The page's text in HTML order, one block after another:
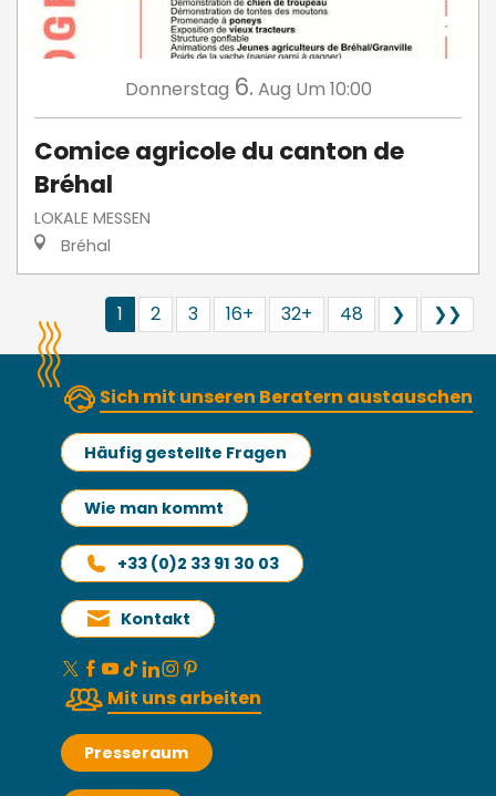
Donnerstag 6. Aug Um 10:00
Comice agricole du canton de
Bréhal
LOKALE MESSEN
Bréhal
1 2 3 16+ 32+ 48 ❯ ❯❯
Sich mit unseren Beratern austauschen
Häufig gestellte Fragen
Wie man kommt
+33 (0)2 33 91 30 03
Kontakt
Mit uns arbeiten
Presseraum